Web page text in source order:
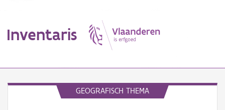
Inventaris
GEOGRAFISCH THEMA